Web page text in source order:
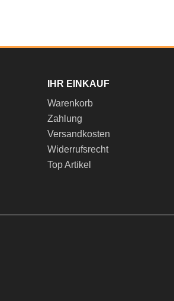
IHR EINKAUF
Warenkorb
Zahlung
Versandkosten
Widerrufsrecht
Top Artikel